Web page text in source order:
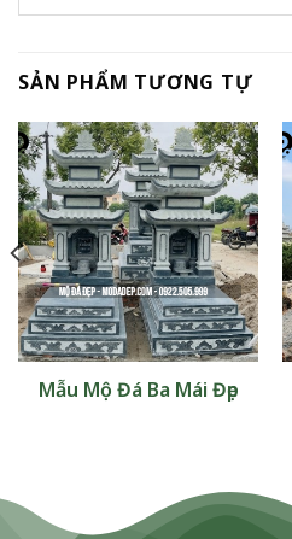
SẢN PHẨM TƯƠNG TỰ
Mẫu Mộ Đá Ba Mái Đẹp